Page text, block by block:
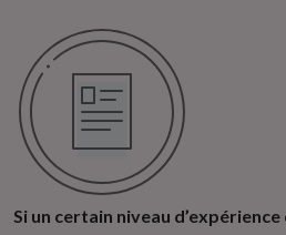
Si un certain niveau